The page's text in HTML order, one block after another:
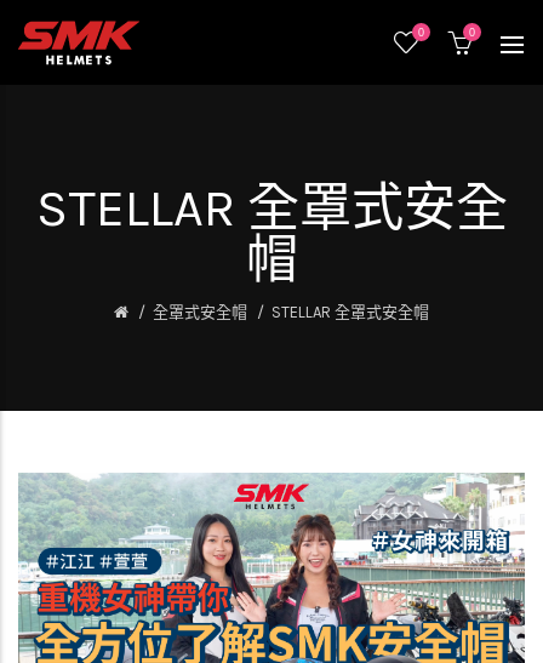
0 0
STELLAR 全罩式安全
帽
全罩式安全帽 STELLAR 全罩式安全帽